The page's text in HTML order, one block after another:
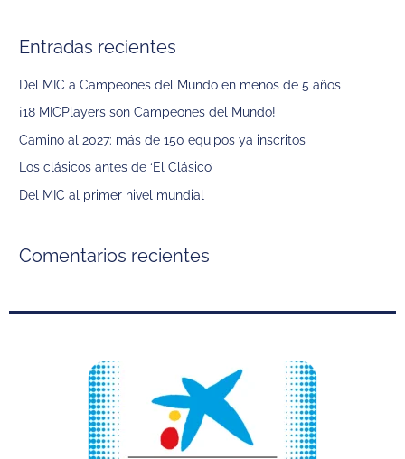
c
a
r
:
Entradas recientes
Del MIC a Campeones del Mundo en menos de 5 años
¡18 MICPlayers son Campeones del Mundo!
Camino al 2027: más de 150 equipos ya inscritos
Los clásicos antes de ‘El Clásico’
Del MIC al primer nivel mundial
Comentarios recientes